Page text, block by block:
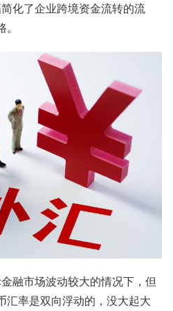
化了企业跨境资金流转的流
融市场波动较大的情况下，但
汇率是双向浮动的，没大起大